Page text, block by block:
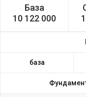
База
10 122 000
база